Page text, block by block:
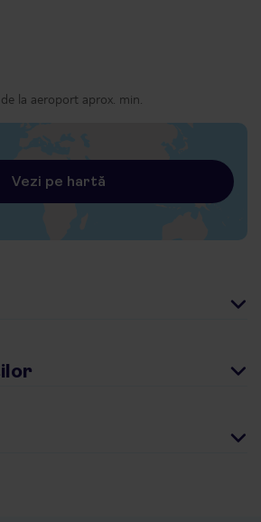
la aeroport aprox. min.
Vezi pe hartă